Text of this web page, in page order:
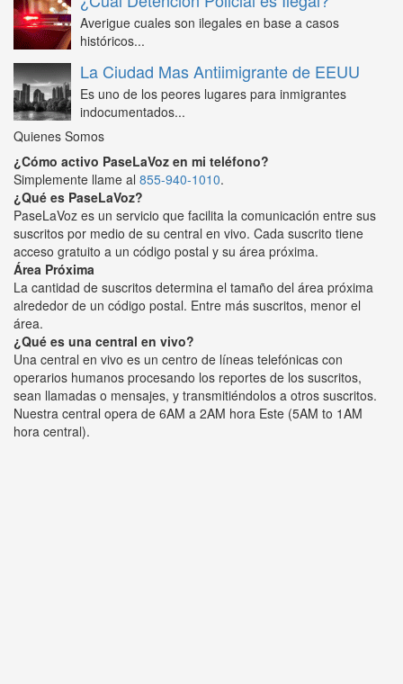
Averigue cuales son ilegales en base a casos
históricos...
La Ciudad Mas Antiimigrante de EEUU
Es uno de los peores lugares para inmigrantes
indocumentados...
Quienes Somos
¿Cómo activo PaseLaVoz en mi teléfono?
Simplemente llame al 855-940-1010.
¿Qué es PaseLaVoz?
PaseLaVoz es un servicio que facilita la comunicación entre sus
suscritos por medio de su central en vivo. Cada suscrito tiene
acceso gratuito a un código postal y su área próxima.
Área Próxima
La cantidad de suscritos determina el tamaño del área próxima
alrededor de un código postal. Entre más suscritos, menor el
área.
¿Qué es una central en vivo?
Una central en vivo es un centro de líneas telefónicas con
operarios humanos procesando los reportes de los suscritos,
sean llamadas o mensajes, y transmitiéndolos a otros suscritos.
Nuestra central opera de 6AM a 2AM hora Este (5AM to 1AM
hora central).